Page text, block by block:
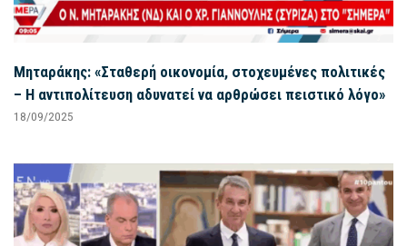
Μηταράκης: «Σταθερή οικονομία, στοχευμένες πολιτικές
– Η αντιπολίτευση αδυνατεί να αρθρώσει πειστικό λόγο»
18/09/2025